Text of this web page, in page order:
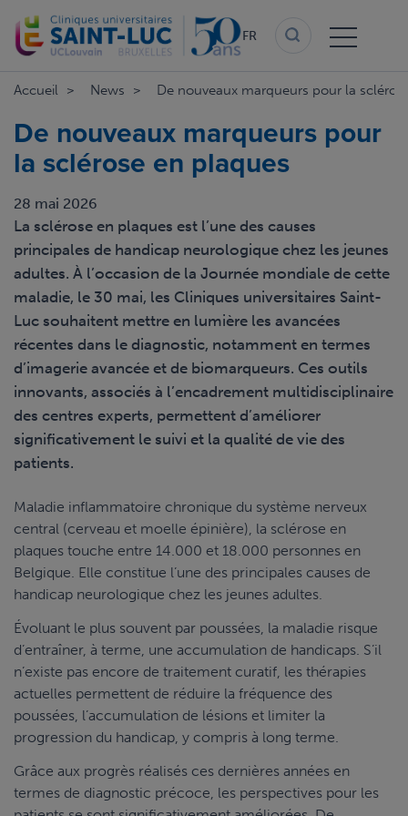
au
contenu
FR
Accueil News De nouveaux marqueurs pour la
De nouveaux marqueurs pour
la sclérose en plaques
28 mai 2026
La sclérose en plaques est l’une des causes
principales de handicap neurologique chez les jeunes
adultes. À l’occasion de la Journée mondiale de cette
maladie, le 30 mai, les Cliniques universitaires Saint-
Luc souhaitent mettre en lumière les avancées
récentes dans le diagnostic, notamment en termes
d’imagerie avancée et de biomarqueurs. Ces outils
innovants, associés à l’encadrement multidisciplinaire
des centres experts, permettent d’améliorer
significativement le suivi et la qualité de vie des
patients.
Maladie inflammatoire chronique du système nerveux
central (cerveau et moelle épinière), la sclérose en
plaques touche entre 14.000 et 18.000 personnes en
Belgique. Elle constitue l’une des principales causes de
handicap neurologique chez les jeunes adultes.
Évoluant le plus souvent par poussées, la maladie risque
d’entraîner, à terme, une accumulation de handicaps. S’il
n’existe pas encore de traitement curatif, les thérapies
actuelles permettent de réduire la fréquence des
poussées, l’accumulation de lésions et limiter la
progression du handicap, y compris à long terme.
Grâce aux progrès réalisés ces dernières années en
termes de diagnostic précoce, les perspectives pour les